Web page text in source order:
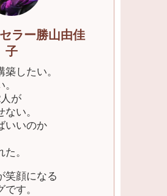
ラー勝山由佳
子
したい。
が
い。
いいのか
。
笑顔になる
す。